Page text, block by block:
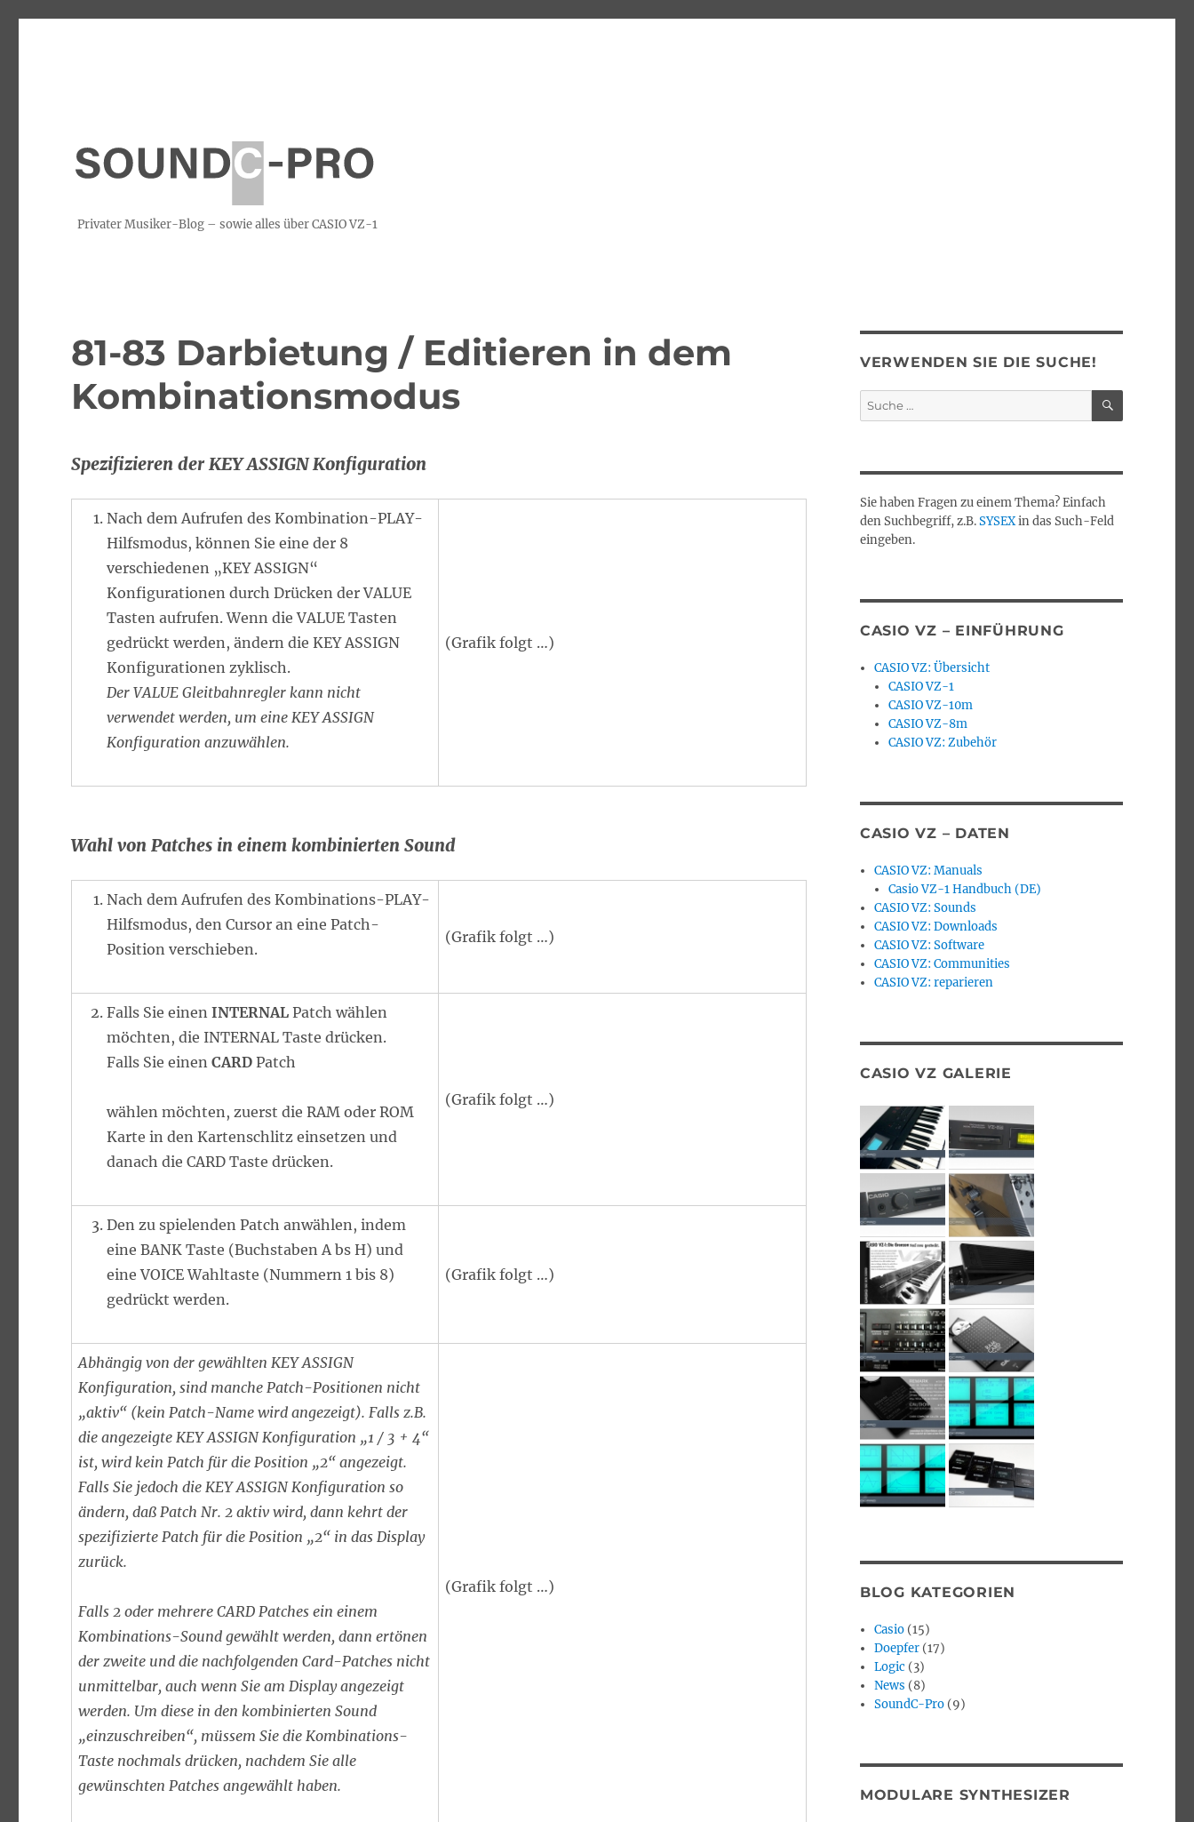
Privater Musiker-Blog – sowie alles über CASIO VZ-1
81-83 Darbietung / Editieren in dem
Kombinationsmodus
Spezifizieren der KEY ASSIGN Konfiguration
Nach dem Aufrufen des Kombination-PLAY-
Hilfsmodus, können Sie eine der 8
verschiedenen „KEY ASSIGN“
Konfigurationen durch Drücken der VALUE
Tasten aufrufen. Wenn die VALUE Tasten
gedrückt werden, ändern die KEY ASSIGN
Konfigurationen zyklisch.
Der VALUE Gleitbahnregler kann nicht
verwendet werden, um eine KEY ASSIGN
Konfiguration anzuwählen.
(Grafik folgt …)
Wahl von Patches in einem kombinierten Sound
Nach dem Aufrufen des Kombinations-PLAY-
Hilfsmodus, den Cursor an eine Patch-
Position verschieben.
(Grafik folgt …)
Falls Sie einenINTERNAL Patch wählen
möchten, die INTERNAL Taste drücken.
Falls Sie einenCARD Patch
wählen möchten, zuerst die RAM oder ROM
Karte in den Kartenschlitz einsetzen und
danach die CARD Taste drücken.
(Grafik folgt …)
Den zu spielenden Patch anwählen, indem
eine BANK Taste (Buchstaben A bs H) und
eine VOICE Wahltaste (Nummern 1 bis 8)
gedrückt werden.
(Grafik folgt …)
Abhängig von der gewählten KEY ASSIGN
Konfiguration, sind manche Patch-Positionen nicht
„aktiv“ (kein Patch-Name wird angezeigt). Falls z.B.
die angezeigte KEY ASSIGN Konfiguration „1 / 3 + 4“
ist, wird kein Patch für die Position „2“ angezeigt.
Falls Sie jedoch die KEY ASSIGN Konfiguration so
ändern, daß Patch Nr. 2 aktiv wird, dann kehrt der
spezifizierte Patch für die Position „2“ in das Display
zurück.
Falls 2 oder mehrere CARD Patches ein einem
Kombinations-Sound gewählt werden, dann ertönen
der zweite und die nachfolgenden Card-Patches nicht
unmittelbar, auch wenn Sie am Display angezeigt
werden. Um diese in den kombinierten Sound
„einzuschreiben“, müssem Sie die Kombinations-
Taste nochmals drücken, nachdem Sie alle
gewünschten Patches angewählt haben.
(Grafik folgt …)
VERWENDEN SIE DIE SUCHE!
Suche
nach:
SUCHEN
Sie haben Fragen zu einem Thema? Einfach
den Suchbegriff, z.B.SYSEXin das Such-Feld
eingeben.
CASIO VZ – EINFÜHRUNG
CASIO VZ: Übersicht
CASIO VZ-1
CASIO VZ-10m
CASIO VZ-8m
CASIO VZ: Zubehör
CASIO VZ – DATEN
CASIO VZ: Manuals
Casio VZ-1 Handbuch (DE)
CASIO VZ: Sounds
CASIO VZ: Downloads
CASIO VZ: Software
CASIO VZ: Communities
CASIO VZ: reparieren
CASIO VZ GALERIE
BLOG KATEGORIEN
Casio (15)
Doepfer (17)
Logic (3)
News (8)
SoundC-Pro (9)
MODULARE SYNTHESIZER